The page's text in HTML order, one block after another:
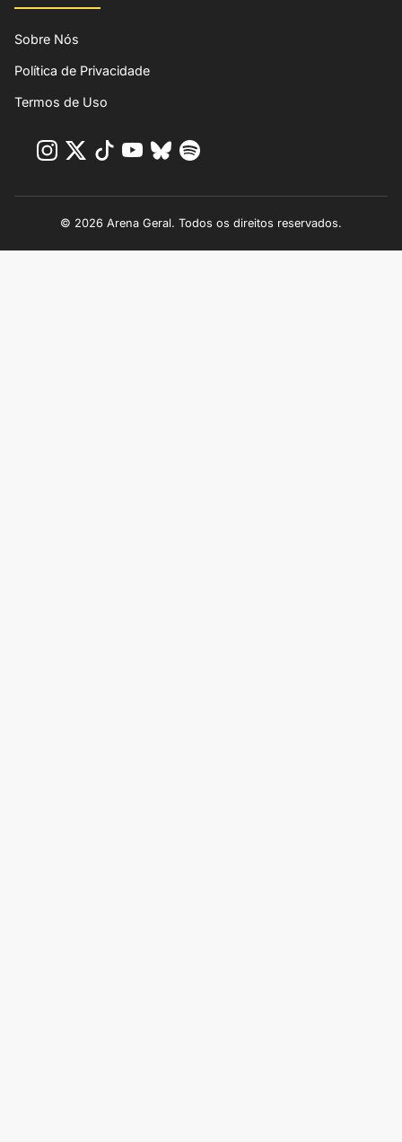
Sobre Nós
Política de Privacidade
Termos de Uso
© 2026 Arena Geral. Todos os direitos reservados.